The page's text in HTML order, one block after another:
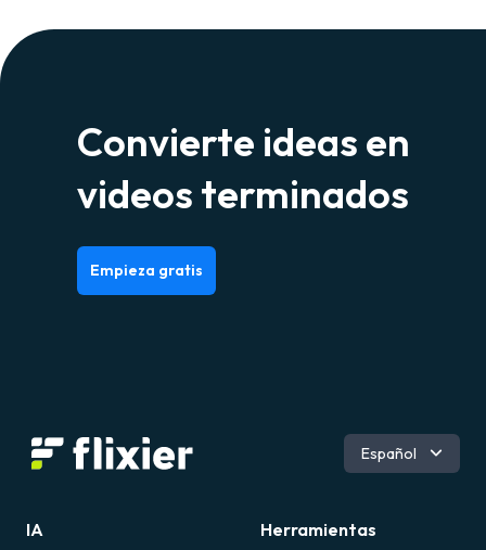
Convierte ideas en
videos terminados
Empieza gratis
Inglés
Português
Deutsch
Español
IA Herramientas